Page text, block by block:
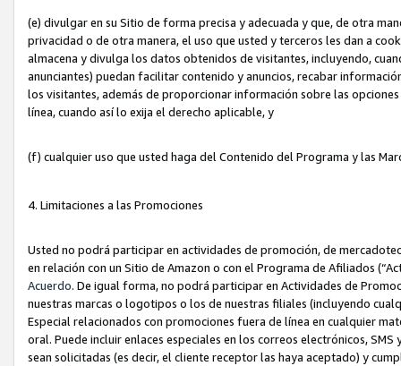
(e) divulgar en su Sitio de forma precisa y adecuada y que, de otra
privacidad o de otra manera, el uso que usted y terceros les dan a
almacena y divulga los datos obtenidos de visitantes, incluyendo,
anunciantes) puedan facilitar contenido y anuncios, recabar
los visitantes, además de proporcionar información sobre las
línea, cuando así lo exija el derecho aplicable, y
(f) cualquier uso que usted haga del Contenido del Programa y las
4. Limitaciones a las Promociones
Usted no podrá participar en actividades de promoción, de
en relación con un Sitio de Amazon o con el Programa de Afiliados
Acuerdo. De igual forma, no podrá participar en Actividades de
nuestras marcas o logotipos o los de nuestras filiales (incluyendo
Especial relacionados con promociones fuera de línea en cualquier
oral. Puede incluir enlaces especiales en los correos electrónicos,
sean solicitadas (es decir, el cliente receptor las haya aceptado) y